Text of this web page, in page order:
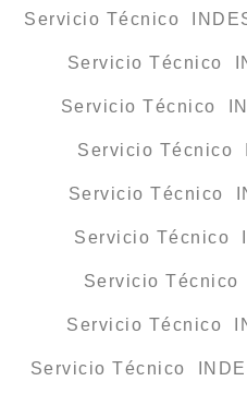
Servicio Técnico
Servicio Técnico
Servicio Técnico
Servicio Técnico
Servicio Técnico
Servicio Técnico
Servicio
Servicio Técnico
Servicio Técnico